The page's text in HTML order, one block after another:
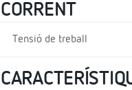
CORRENT
Tensió de treball